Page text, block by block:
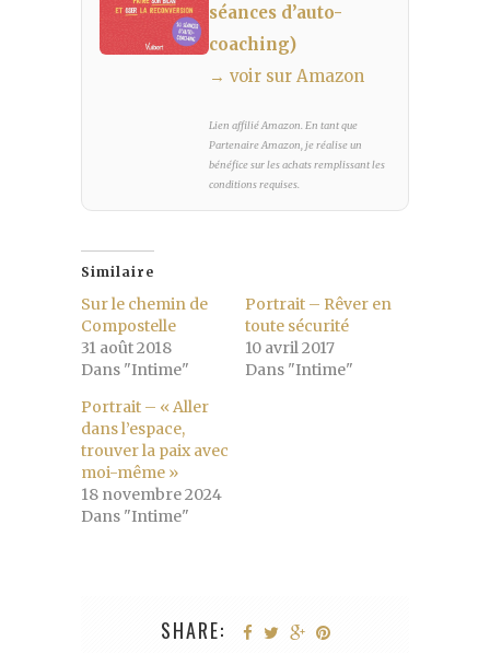
séances d’auto-
coaching)
→ voir sur Amazon
Lien affilié Amazon. En tant que
Partenaire Amazon, je réalise un
bénéfice sur les achats remplissant les
conditions requises.
Similaire
Sur le chemin de
Compostelle
31 août 2018
Dans "Intime"
Portrait – Rêver en
toute sécurité
10 avril 2017
Dans "Intime"
Portrait – « Aller
dans l’espace,
trouver la paix avec
moi-même »
18 novembre 2024
Dans "Intime"
SHARE: